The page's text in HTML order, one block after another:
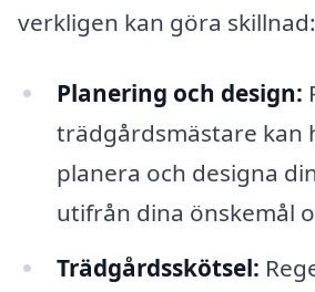
verkligen kan göra skillnad:
Planering och design:
trädgårdsmästare kan
planera och designa
utifrån dina önskemål
Trädgårdsskötsel: